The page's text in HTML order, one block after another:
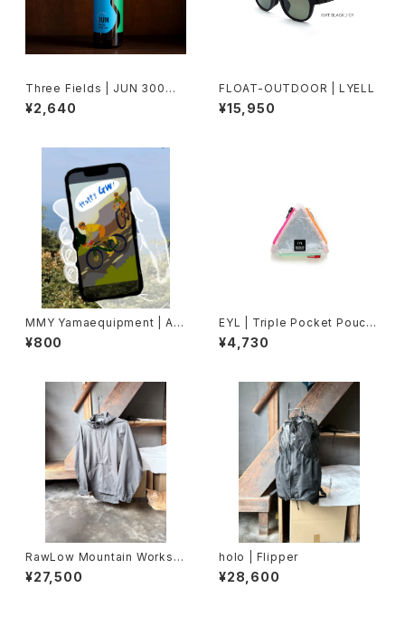
Three Fields | JUN 300ml
ボトル
¥2,640
FLOAT-OUTDOOR | LYELL
¥15,950
MMY Yamaequipment | Ani
mated e Card “Custom Me
ssage”
¥800
EYL | Triple Pocket Pouch
【COIN】DCFH
¥4,730
RawLow Mountain Works |
Airy Hoodie
¥27,500
holo | Flipper
¥28,600